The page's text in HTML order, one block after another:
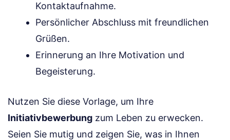
Kontaktaufnahme.
Persönlicher Abschluss mit freundlichen
Grüßen.
Erinnerung an Ihre Motivation und
Begeisterung.
Nutzen Sie diese Vorlage, um Ihre
Initiativbewerbung zum Leben zu erwecken.
Seien Sie mutig und zeigen Sie, was in Ihnen